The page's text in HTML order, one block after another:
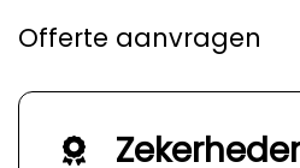
Offerte aanvragen